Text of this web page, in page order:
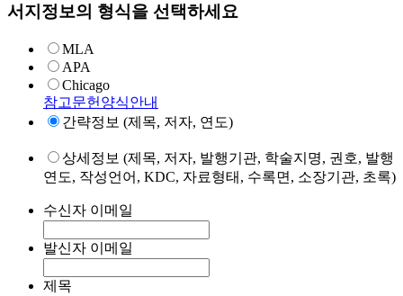
서지정보의 형식을 선택하세요
MLA
APA
Chicago
참고문헌양식안내
간략정보 (제목, 저자, 연도)
상세정보 (제목, 저자, 발행기관, 학술지명, 권호, 발행
연도, 작성언어, KDC, 자료형태, 수록면, 소장기관, 초록)
수신자 이메일
발신자 이메일
제목